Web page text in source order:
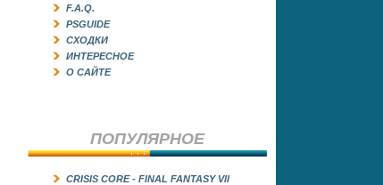
F.A.Q.
PSGUIDE
СХОДКИ
ИНТЕРЕСНОЕ
О САЙТЕ
ПОПУЛЯРНОЕ
CRISIS CORE - FINAL FANTASY VII